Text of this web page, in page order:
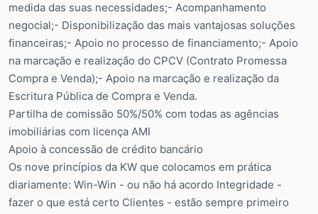
medida das suas necessidades;- Acompanhamento
negocial;- Disponibilização das mais vantajosas soluções
financeiras;- Apoio no processo de financiamento;- Apoio
na marcação e realização do CPCV (Contrato Promessa
Compra e Venda);- Apoio na marcação e realização da
Escritura Pública de Compra e Venda.
Partilha de comissão 50%/50% com todas as agências
imobiliárias com licença AMI
Apoio à concessão de crédito bancário
Os nove princípios da KW que colocamos em prática
diariamente: Win-Win - ou não há acordo Integridade -
fazer o que está certo Clientes - estão sempre primeiro